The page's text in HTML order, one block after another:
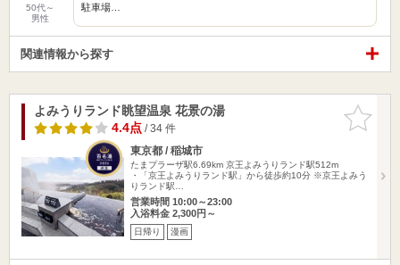
50代～
男性
駐車場…
関連情報から探す
お気に入
りに追加
よみうりランド眺望温泉 花景の湯
4.4点/ 34 件
東京都 / 稲城市
たまプラーザ駅6.69km 京王よみうりランド駅512m
・「京王よみうりランド駅」から徒歩約10分 ※京王よみう
りランド駅…
営業時間 10:00～23:00
入浴料金 2,300円～
日帰り 漫画